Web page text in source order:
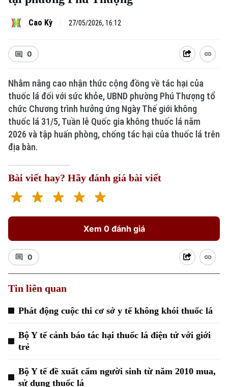
Cao Kỳ 27/05/2026, 16:12
0
Nhằm nâng cao nhận thức cộng đồng về tác hại của
thuốc lá đối với sức khỏe, UBND phường Phú Thượng tổ
chức Chương trình hưởng ứng Ngày Thế giới không
thuốc lá 31/5, Tuần lễ Quốc gia không thuốc lá năm
2026 và tập huấn phòng, chống tác hại của thuốc lá trên
địa bàn.
Bài viết hay? Hãy đánh giá bài viết
Xem 0 đánh giá
0
Tin liên quan
Phát động cuộc thi cơ sở y tế không khói thuốc lá
Bộ Y tế cảnh báo tác hại thuốc lá điện tử với giới
trẻ
Bộ Y tế đề xuất cấm người sinh từ năm 2010 mua,
sử dụng thuốc lá